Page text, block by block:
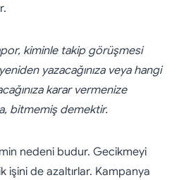
kiminle takip görüşmesi
yazacağınıza veya hangi
karar vermenize
bitmemiş demektir.
nedeni budur. Gecikmeyi
işini de azaltırlar. Kampanya